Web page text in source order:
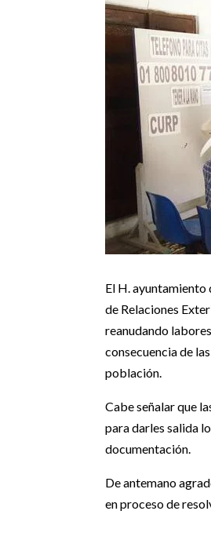
El H. ayuntamiento
de Relaciones
reanudando
consecuencia de
población.
Cabe señalar que
para darles salida
documentación.
De antemano
en proceso de